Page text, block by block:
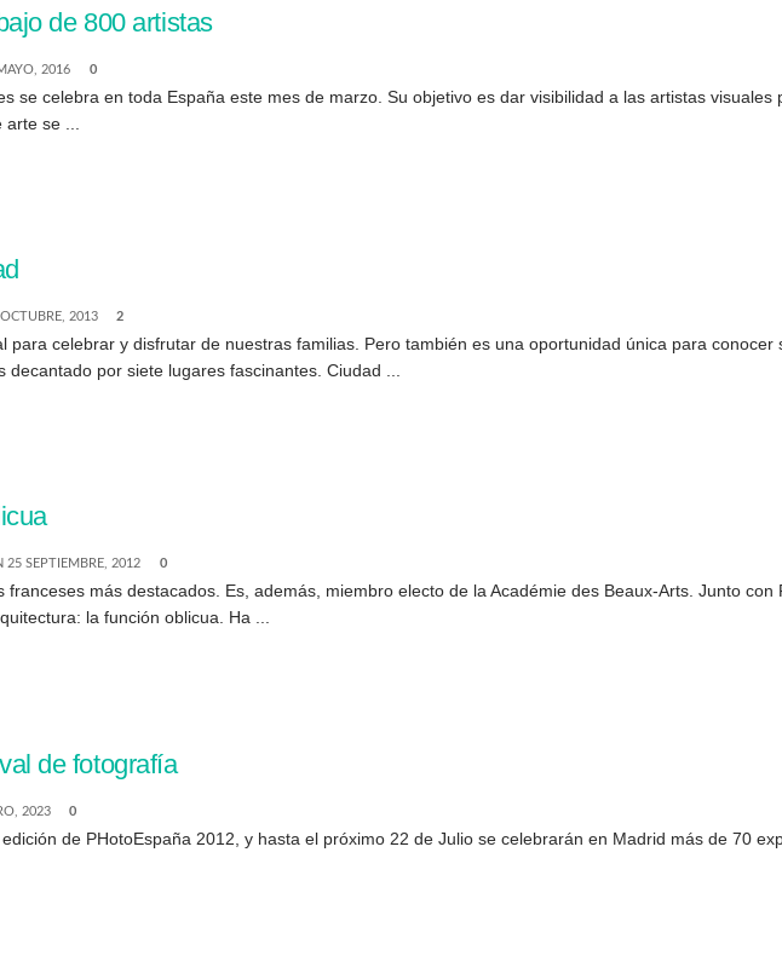
de 800 artistas
2016 0
se celebra en toda España este mes de marzo. Su objetivo es dar visibilidad a las artistas
se ...
2013 2
para celebrar y disfrutar de nuestras familias. Pero también es una oportunidad única para conocer
por siete lugares fascinantes. Ciudad ...
25 SEPTIEMBRE, 2012 0
más destacados. Es, además, miembro electo de la Académie des Beaux-Arts. Junto con
la función oblicua. Ha ...
de fotografía
2023 0
de PHotoEspaña 2012, y hasta el próximo 22 de Julio se celebrarán en Madrid más de 70